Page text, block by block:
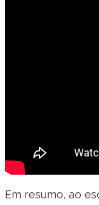
Em resumo, ao